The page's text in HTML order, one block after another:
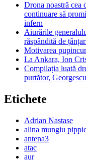
Drona noastră cea
continuare să
infern
Aiurările
răspândită de
Motivarea
La Ankara, Ion
Compilația luată
purtător,
Etichete
Adrian Nastase
alina mungiu
antena3
atac
aur